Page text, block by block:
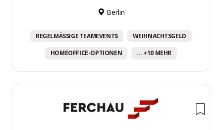
Berlin
REGELMÄSSIGE TEAMEVENTS WEIHNACHTSGELD
HOMEOFFICE-OPTIONEN ... +10 MEHR